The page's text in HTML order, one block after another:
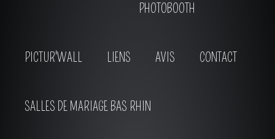
PHOTOBOOTH
PICTUR'WALL LIENS AVIS CONTACT
SALLES DE MARIAGE BAS RHIN